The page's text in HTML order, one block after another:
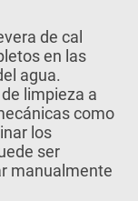
de cal
en las
agua.
limpieza a
como
los
ser
manualmente